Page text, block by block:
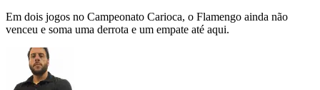
Em dois jogos no Campeonato Carioca, o Flamengo ainda não
venceu e soma uma derrota e um empate até aqui.